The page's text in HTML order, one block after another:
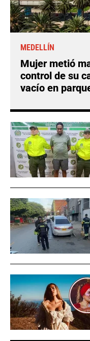
MEDELLÍN
Mujer metió
control de su
vacío en